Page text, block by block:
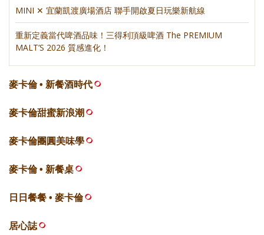
MINI ✕ 宜蘭凱渡廣場酒店 聯手開啟夏日玩樂新航線
重新定義當代啤酒品味！三得利頂級啤酒 The PREMIUM
MALT’S 2026 質感進化！
麥卡倫 • 新餐酒時代
麥卡倫甜蜜新浪潮
麥卡倫團圓美味學
麥卡倫 • 新餐桌
日日餐餐 • 麥卡倫
居心誌